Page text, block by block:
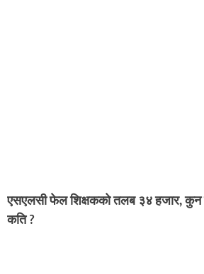
एसएलसी फेल शिक्षकको तलब ३४ हजार, कुन
कति ?